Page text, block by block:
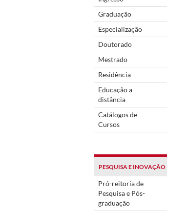
Graduação
Especialização
Doutorado
Mestrado
Residência
Educação a
distância
Catálogos de
Cursos
PESQUISA E INOVAÇÃO
Pró-reitoria de
Pesquisa e Pós-
graduação